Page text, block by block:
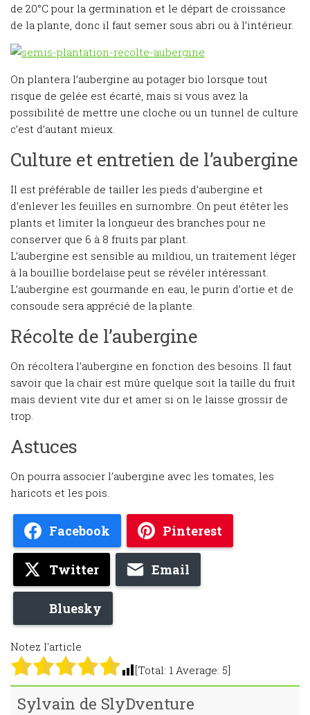
de 20°C pour la germination et le départ de croissance
de la plante, donc il faut semer sous abri ou à l’intérieur.
On plantera l’aubergine au potager bio lorsque tout
risque de gelée est écarté, mais si vous avez la
possibilité de mettre une cloche ou un tunnel de culture
c’est d’autant mieux.
Culture et entretien de l’aubergine
Il est préférable de tailler les pieds d’aubergine et
d’enlever les feuilles en surnombre. On peut étêter les
plants et limiter la longueur des branches pour ne
conserver que 6 à 8 fruits par plant.
L’aubergine est sensible au mildiou, un traitement léger
à la bouillie bordelaise peut se révéler intéressant.
L’aubergine est gourmande en eau, le purin d’ortie et de
consoude sera apprécié de la plante.
Récolte de l’aubergine
On récoltera l’aubergine en fonction des besoins. Il faut
savoir que la chair est mûre quelque soit la taille du fruit
mais devient vite dur et amer si on le laisse grossir de
trop.
Astuces
On pourra associer l’aubergine avec les tomates, les
haricots et les pois.
Facebook Pinterest
Twitter Email
Bluesky
Notez l'article
[Total: 1 Average: 5]
Sylvain de SlyDventure